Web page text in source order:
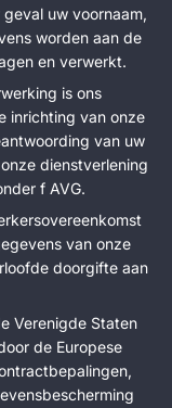
uw voornaam,
worden aan de
en verwerkt.
is ons
inrichting van onze
van uw
dienstverlening
f AVG.
van onze
doorgifte aan
Verenigde Staten
de Europese